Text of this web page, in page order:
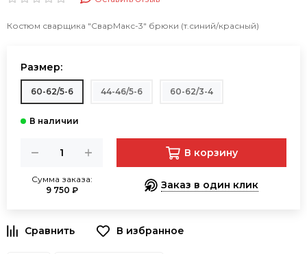
Костюм сварщика "СварМакс-3" брюки (т.синий/красный)
Размер:
60-62/5-6 44-46/5-6 60-62/3-4
Сумма заказа:
9 750 ₽
В корзину
Заказ в один клик
В избранное